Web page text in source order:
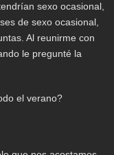
sexo ocasional,
de sexo ocasional,
Al reunirme con
le pregunté la
el verano?